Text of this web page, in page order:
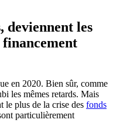
deviennent les
en 2020. Bien sûr, comme
les mêmes retards. Mais
le plus de la crise des fonds
particulièrement